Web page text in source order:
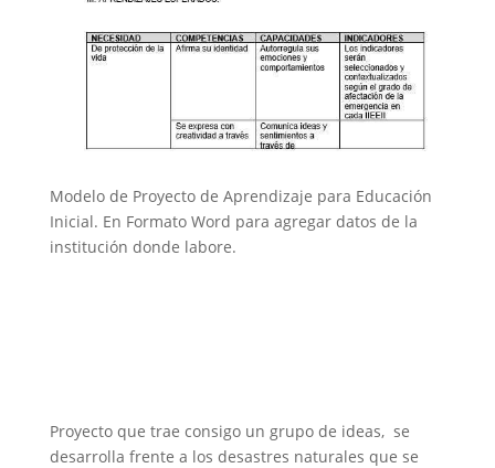
Modelo de Proyecto de Aprendizaje para Educación
Inicial. En Formato Word para agregar datos de la
institución donde labore.
Proyecto que trae consigo un grupo de ideas, se
desarrolla frente a los desastres naturales que se